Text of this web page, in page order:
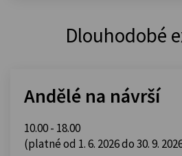
Dlouhodobé
Andělé na návrší
10.00 - 18.00
(platné od 1. 6. 2026 do 30. 9.